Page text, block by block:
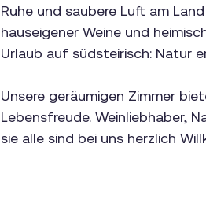
Ruhe und saubere Luft am
hauseigener Weine und
Urlaub auf südsteirisch: Natur
Unsere geräumigen Zimmer
Lebensfreude. Weinliebhaber,
sie alle sind bei uns herzlich